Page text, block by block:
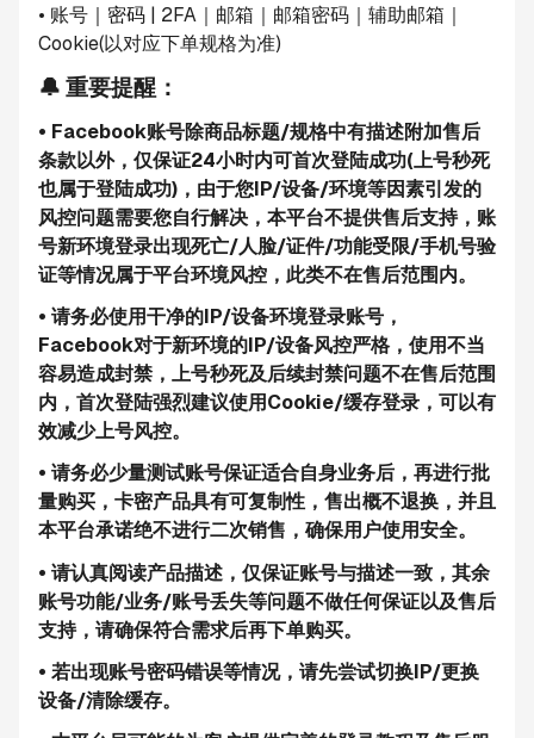
• 账号 ｜密码 | 2FA｜邮箱｜邮箱密码｜辅助邮箱｜
Cookie(以对应下单规格为准)
🔔 重要提醒：
• Facebook账号除商品标题/规格中有描述附加售后
条款以外，仅保证24小时内可首次登陆成功(上号秒死
也属于登陆成功)，由于您IP/设备/环境等因素引发的
风控问题需要您自行解决，本平台不提供售后支持，账
号新环境登录出现死亡/人脸/证件/功能受限/手机号验
证等情况属于平台环境风控，此类不在售后范围内。
• 请务必使用干净的IP/设备环境登录账号，
Facebook对于新环境的IP/设备风控严格，使用不当
容易造成封禁，上号秒死及后续封禁问题不在售后范围
内，首次登陆强烈建议使用Cookie/缓存登录，可以有
效减少上号风控。
• 请务必少量测试账号保证适合自身业务后，再进行批
量购买，卡密产品具有可复制性，售出概不退换，并且
本平台承诺绝不进行二次销售，确保用户使用安全。
• 请认真阅读产品描述，仅保证账号与描述一致，其余
账号功能/业务/账号丢失等问题不做任何保证以及售后
支持，请确保符合需求后再下单购买。
• 若出现账号密码错误等情况，请先尝试切换IP/更换
设备/清除缓存。